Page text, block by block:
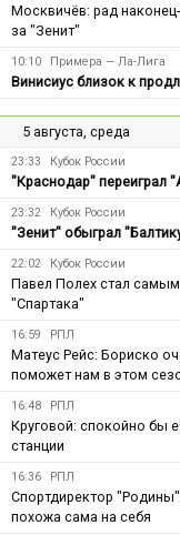
Москвичёв: рад
за "Зенит"
10:10 Примера — Ла-Лига
Винисиус близок к
5 августа, среда
23:33 Кубок России
"Краснодар" переиграл
23:32 Кубок России
"Зенит" обыграл
22:02 Кубок России
Павел Полех стал
"Спартака"
16:59 РПЛ
Матеус Рейс: Бориско
поможет нам в этом
16:48 РПЛ
Круговой: спокойно бы
станции
16:36 РПЛ
Спортдиректор
похожа сама на себя